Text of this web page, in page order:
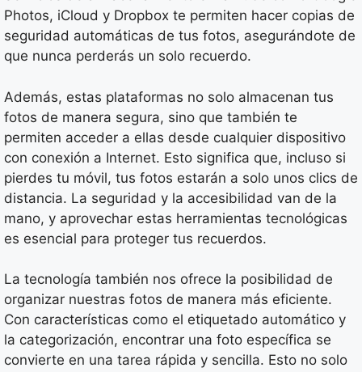
Photos, iCloud y Dropbox te permiten hacer copias de
seguridad automáticas de tus fotos, asegurándote de
que nunca perderás un solo recuerdo.
Además, estas plataformas no solo almacenan tus
fotos de manera segura, sino que también te
permiten acceder a ellas desde cualquier dispositivo
con conexión a Internet. Esto significa que, incluso si
pierdes tu móvil, tus fotos estarán a solo unos clics de
distancia. La seguridad y la accesibilidad van de la
mano, y aprovechar estas herramientas tecnológicas
es esencial para proteger tus recuerdos.
La tecnología también nos ofrece la posibilidad de
organizar nuestras fotos de manera más eficiente.
Con características como el etiquetado automático y
la categorización, encontrar una foto específica se
convierte en una tarea rápida y sencilla. Esto no solo